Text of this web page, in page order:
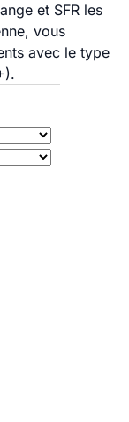
et SFR les
vous
avec le type